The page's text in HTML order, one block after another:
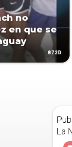
no
en que se
872D
La